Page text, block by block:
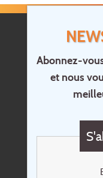
Abonnez-
et nous